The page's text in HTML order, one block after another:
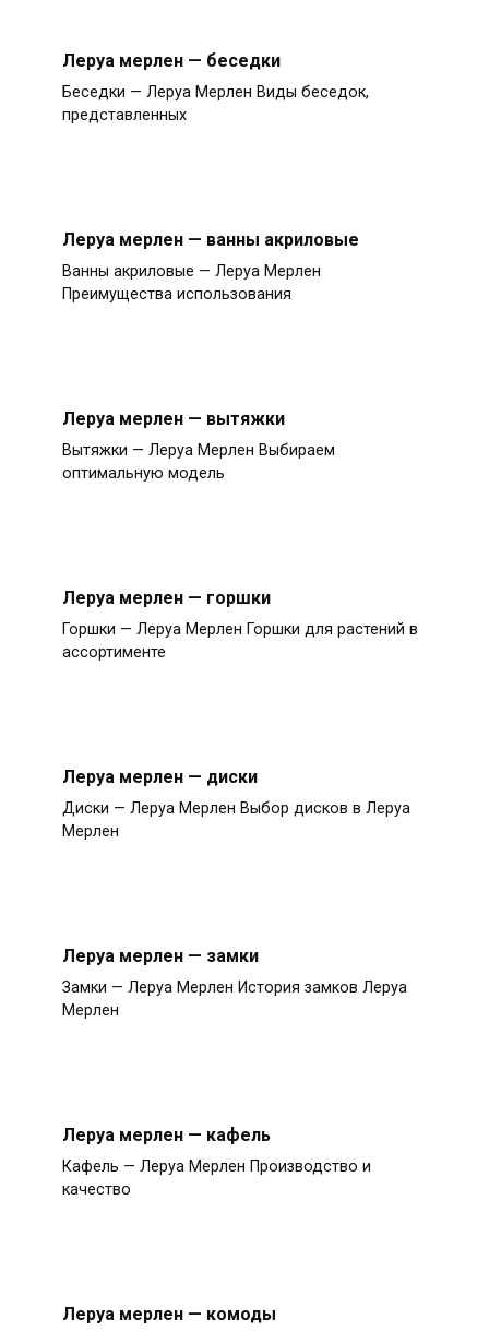
Леруа мерлен — беседки
Беседки — Леруа Мерлен Виды беседок,
представленных
Леруа мерлен — ванны акриловые
Ванны акриловые — Леруа Мерлен
Преимущества использования
Леруа мерлен — вытяжки
Вытяжки — Леруа Мерлен Выбираем
оптимальную модель
Леруа мерлен — горшки
Горшки — Леруа Мерлен Горшки для растений в
ассортименте
Леруа мерлен — диски
Диски — Леруа Мерлен Выбор дисков в Леруа
Мерлен
Леруа мерлен — замки
Замки — Леруа Мерлен История замков Леруа
Мерлен
Леруа мерлен — кафель
Кафель — Леруа Мерлен Производство и
качество
Леруа мерлен — комоды